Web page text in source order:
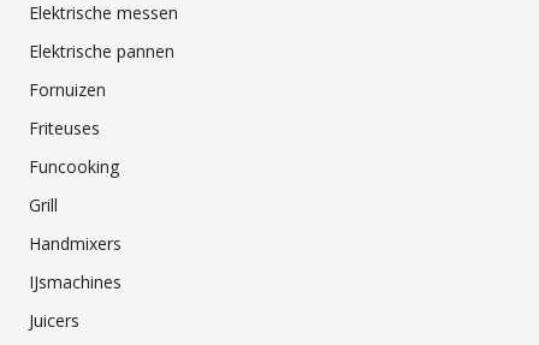
Elektrische messen
Elektrische pannen
Fornuizen
Friteuses
Funcooking
Grill
Handmixers
IJsmachines
Juicers